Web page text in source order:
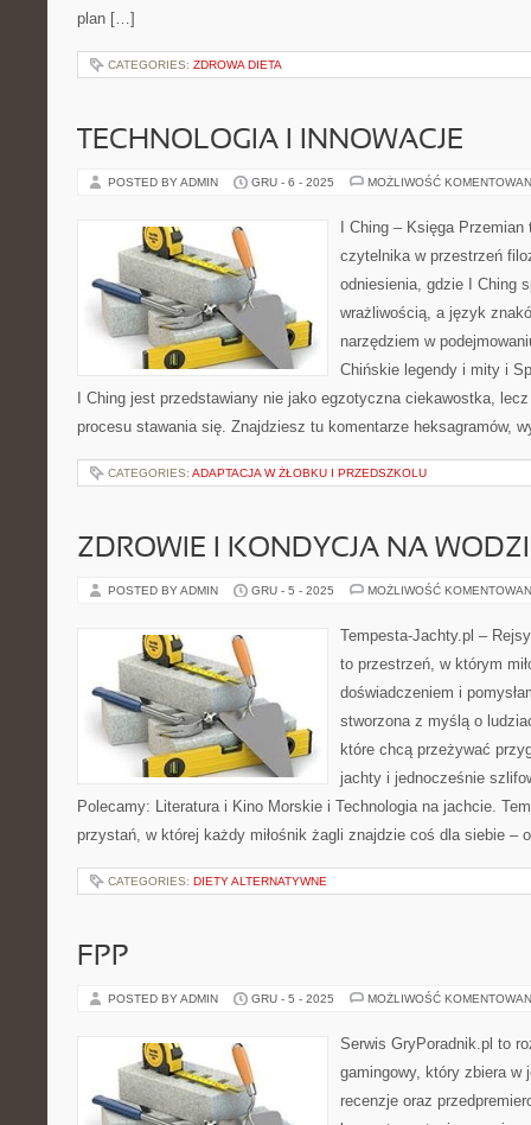
plan […]
CATEGORIES: ZDROWA DIETA
TECHNOLOGIA I INNOWACJE
POSTED BY ADMIN GRU - 6 - 2025 MOŻLIWOŚĆ
I Ching – Księga
czytelnika w przestrzeń
odniesienia, gdzie I Ching
wrażliwością, a język
narzędziem w
Chińskie legendy i mity i
I Ching jest przedstawiany nie jako egzotyczna ciekawostka,
procesu stawania się. Znajdziesz tu komentarze heksagramów,
CATEGORIES: ADAPTACJA W ŻŁOBKU I PRZEDSZKOLU
ZDROWIE I KONDYCJA NA
POSTED BY ADMIN GRU - 5 - 2025 MOŻLIWOŚĆ
Tempesta-Jachty.pl –
to przestrzeń, w którym
doświadczeniem i
stworzona z myślą o
które chcą przeżywać
jachty i jednocześnie
Polecamy: Literatura i Kino Morskie i Technologia na jachcie.
przystań, w której każdy miłośnik żagli znajdzie coś dla siebie –
CATEGORIES: DIETY ALTERNATYWNE
FPP
POSTED BY ADMIN GRU - 5 - 2025 MOŻLIWOŚĆ
Serwis GryPoradnik.pl to
gamingowy, który zbiera w
recenzje oraz